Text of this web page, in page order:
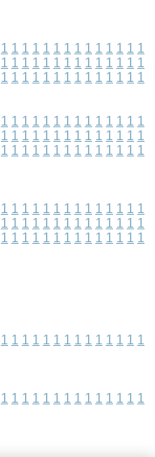
1 1 1 1 1 1 1 1 1 1 1 1 1 1
1 1 1 1 1 1 1 1 1 1 1 1 1 1
1 1 1 1 1 1 1 1 1 1 1 1 1 1
1 1 1 1 1 1 1 1 1 1 1 1 1 1
1 1 1 1 1 1 1 1 1 1 1 1 1 1
1 1 1 1 1 1 1 1 1 1 1 1 1 1
1 1 1 1 1 1 1 1 1 1 1 1 1 1
1 1 1 1 1 1 1 1 1 1 1 1 1 1
1 1 1 1 1 1 1 1 1 1 1 1 1 1
1 1 1 1 1 1 1 1 1 1 1 1 1 1
1 1 1 1 1 1 1 1 1 1 1 1 1 1